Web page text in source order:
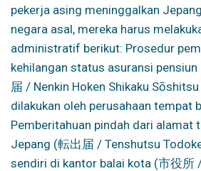
pekerja asing meninggalkan
negara asal, mereka harus
administratif berikut: Prosedur
kehilangan status asuransi
届 / Nenkin Hoken Shikaku
dilakukan oleh perusahaan tempat
Pemberitahuan pindah dari alamat
Jepang (転出届 / Tenshutsu
sendiri di kantor balai kota (市役所